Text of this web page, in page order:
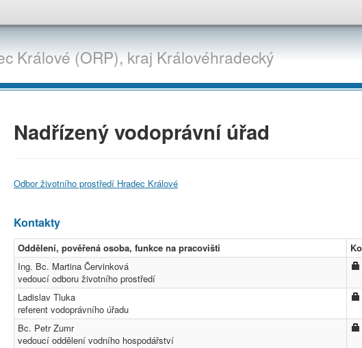
Králové (ORP),krajKrálovéhradecký
Nadřízený vodoprávní úřad
Odbor životního prostředí Hradec Králové
Kontakty
Oddělení, pověřená osoba, funkce na pracovišti
Ing. Bc. Martina Červinková
vedoucí odboru životního prostředí
Ladislav Tluka
referent vodoprávního úřadu
Bc. Petr Zumr
vedoucí oddělení vodního hospodářství